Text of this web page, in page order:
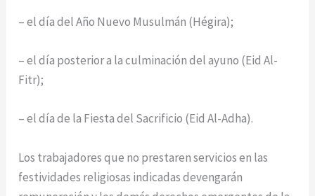
– el día del Año Nuevo Musulmán (Hégira);
– el día posterior a la culminación del ayuno (Eid Al-
Fitr);
– el día de la Fiesta del Sacrificio (Eid Al-Adha).
Los trabajadores que no prestaren servicios en las
festividades religiosas indicadas devengarán